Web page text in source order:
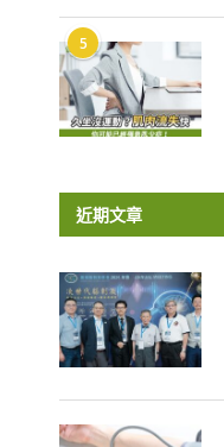
5
近期文章